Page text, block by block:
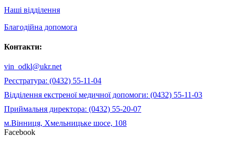
Наші відділення
Благодійна допомога
Контакти:
vin_odkl@ukr.net
Реєстратура: (0432) 55-11-04
Відділення екстреної медичної допомоги: (0432) 55-11-03
Приймальня директора: (0432) 55-20-07
м.Вінниця, Хмельницьке шосе, 108
Facebook